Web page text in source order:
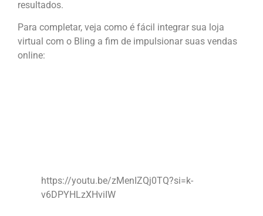
resultados.
Para completar, veja como é fácil integrar sua loja
virtual com o Bling a fim de impulsionar suas vendas
online:
https://youtu.be/zMenIZQj0TQ?si=k-
v6DPYHLzXHviIW